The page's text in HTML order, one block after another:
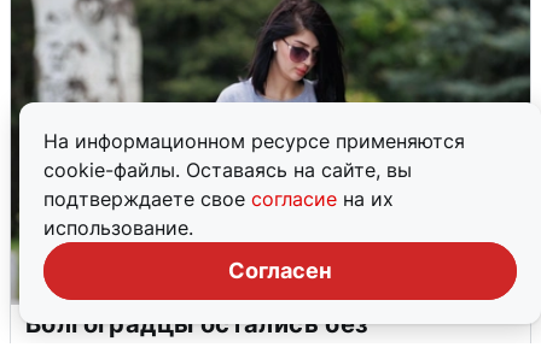
На информационном ресурсе применяются
cookie-файлы. Оставаясь на сайте, вы
подтверждаете свое согласие на их
использование.
Согласен
Волгоградцы остались без